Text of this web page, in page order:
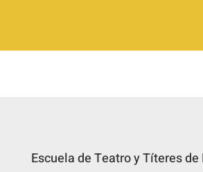
Escuela de Teatro y Títeres de